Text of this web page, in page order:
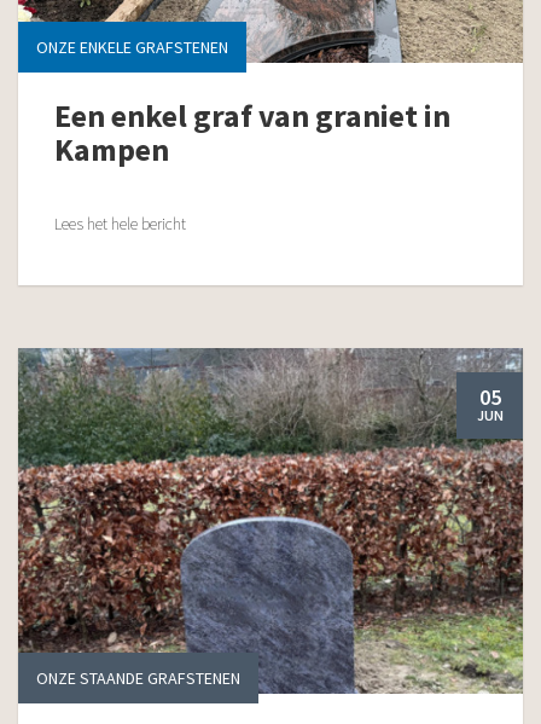
ONZE ENKELE GRAFSTENEN
Een enkel graf van graniet in
Kampen
Lees het hele bericht
05
JUN
ONZE STAANDE GRAFSTENEN